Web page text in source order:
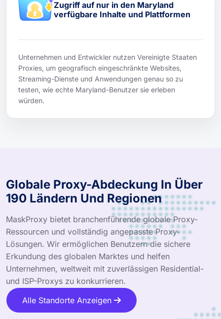
Zugriff auf nur in den Maryland
verfügbare Inhalte und Plattformen
Unternehmen und Entwickler nutzen Vereinigte Staaten
Proxies, um geografisch eingeschränkte Websites,
Streaming-Dienste und Anwendungen genau so zu
testen, wie echte Maryland-Benutzer sie erleben
würden.
Globale Proxy-Abdeckung In Über
190 Ländern Und Regionen
MaskProxy bietet branchenführende globale Proxy-
Ressourcen und vollständig angepasste Proxy-
Lösungen. Wir ermöglichen Benutzern die sichere
Erkundung des globalen Marktes und helfen
Unternehmen, weltweit mit zuverlässigen Residential-
und ISP-Proxys zu konkurrieren.
Alle Standorte Anzeigen